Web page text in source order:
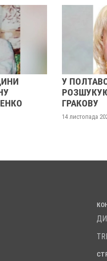
У
РОЗШУКУЮТЬ
ГРАКОВУ
14 листопада 2025 0